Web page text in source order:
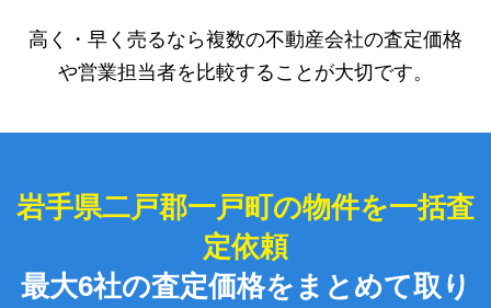
高く・早く売るなら複数の不動産会社の査定価格
や営業担当者を比較することが大切です。
岩手県二戸郡一戸町の物件を一括査
定依頼
最大6社の査定価格をまとめて取り